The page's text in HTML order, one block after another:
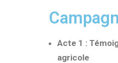
Acte 1 :
agricole